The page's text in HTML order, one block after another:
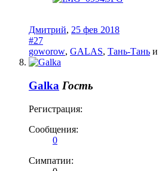
Дмитрий, 25 фев 2018
#27
goworow, GALAS, Тань-Тань и
Galka Гость
Регистрация:
Сообщения:
0
Симпатии: